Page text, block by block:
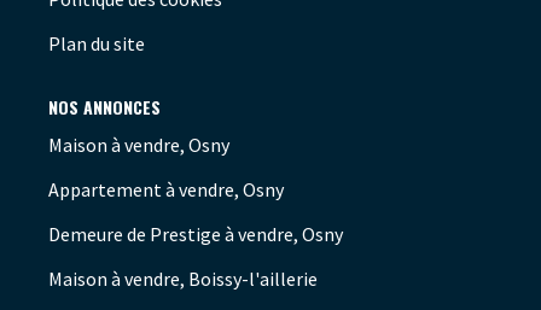
Plan du site
NOS ANNONCES
Maison à vendre, Osny
Appartement à vendre, Osny
Demeure de Prestige à vendre, Osny
Maison à vendre, Boissy-l'aillerie